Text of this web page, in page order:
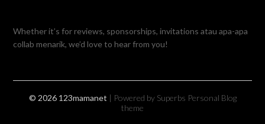
Whether it’s for reviews, sponsorships, invitations atau apa-apa
collab menarik, we’d love to hear from you!
© 2026 123mamanet | Powered by Superbs Personal Blog
theme